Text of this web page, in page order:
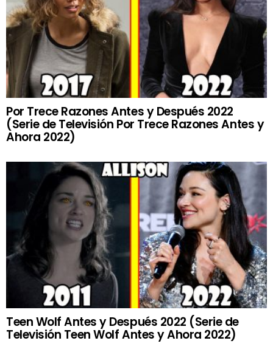
Por Trece Razones Antes y Después 2022
(Serie de Televisión Por Trece Razones Antes y
Ahora 2022)
Teen Wolf Antes y Después 2022 (Serie de
Televisión Teen Wolf Antes y Ahora 2022)